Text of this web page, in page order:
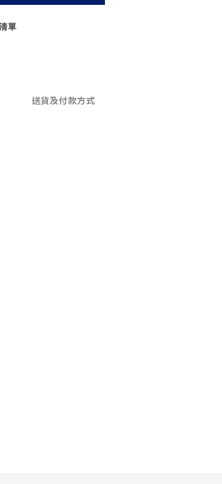
單
送貨及付款方式